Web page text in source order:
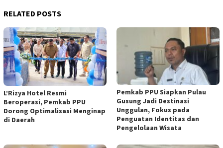
RELATED POSTS
L’Rizya Hotel Resmi
Beroperasi, Pemkab PPU
Dorong Optimalisasi Menginap
di Daerah
Pemkab PPU Siapkan Pulau
Gusung Jadi Destinasi
Unggulan, Fokus pada
Penguatan Identitas dan
Pengelolaan Wisata